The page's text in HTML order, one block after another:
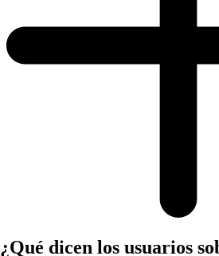
¿Qué dicen los usuarios